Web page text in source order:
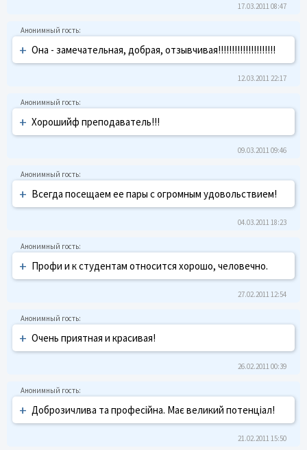
17.03.2011 08:47
+ Она - замечательная, добрая, отзывчивая!!!!!!!!!!!!!!!!!!!!!
12.03.2011 22:17
+ Хорошийф преподаватель!!!
09.03.2011 09:46
+ Всегда посещаем ее пары с огромным удовольствием!
04.03.2011 18:23
+ Профи и к студентам относится хорошо, человечно.
27.02.2011 12:54
+ Очень приятная и красивая!
26.02.2011 00:39
+ Доброзичлива та професійна. Має великий потенціал!
21.02.2011 15:50